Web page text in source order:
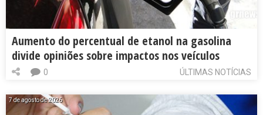
Aumento do percentual de etanol na gasolina
divide opiniões sobre impactos nos veículos
ÚLTIMAS NOTÍCIAS
0
7 de agosto de 2026